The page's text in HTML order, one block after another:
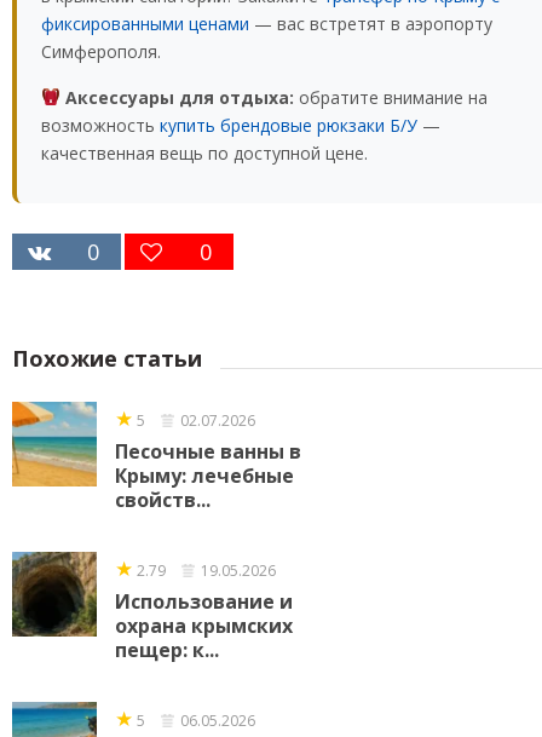
фиксированными ценами — вас встретят в аэропорту
Симферополя.
Аксессуары для отдыха: обратите внимание на
возможность купить брендовые рюкзаки Б/У —
качественная вещь по доступной цене.
0 0
Похожие статьи
★ 5 02.07.2026
Песочные ванны в
Крыму: лечебные
свойств...
★ 2.79 19.05.2026
Использование и
охрана крымских
пещер: к...
★ 5 06.05.2026